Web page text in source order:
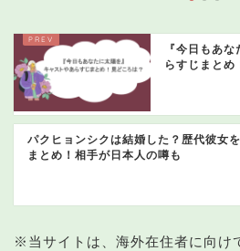
『今日もあ
らすじまとめ
パクヒョンシクは結婚した？歴代彼女を
まとめ！相手が日本人の噂も
※当サイトは、海外在住者に向け